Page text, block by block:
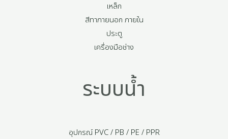
เหล็ก
สีทาภายนอก ภายใน
ประตู
เครื่องมือช่าง
ระบบน้ำ
อุปกรณ์ PVC / PB / PE / PPR